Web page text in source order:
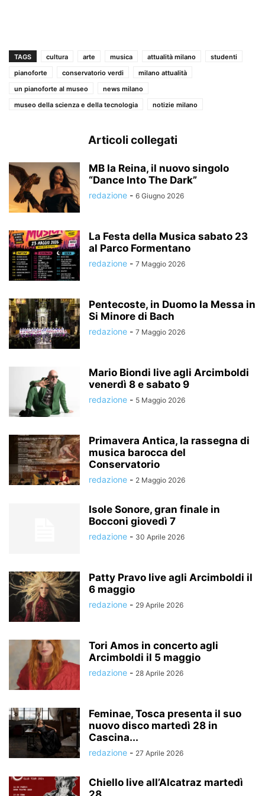
TAGS cultura arte musica attualità milano
studenti
pianoforte
conservatorio verdi
milano attualità
un pianoforte al museo
news milano
museo della scienza e della tecnologia
notizie milano
Articoli collegati
MB la Reina, il nuovo singolo
“Dance Into The Dark”
redazione - 6 Giugno 2026
La Festa della Musica sabato 23
al Parco Formentano
redazione - 7 Maggio 2026
Pentecoste, in Duomo la Messa in
Si Minore di Bach
redazione - 7 Maggio 2026
Mario Biondi live agli Arcimboldi
venerdì 8 e sabato 9
redazione - 5 Maggio 2026
Primavera Antica, la rassegna di
musica barocca del
Conservatorio
redazione - 2 Maggio 2026
Isole Sonore, gran finale in
Bocconi giovedì 7
redazione - 30 Aprile 2026
Patty Pravo live agli Arcimboldi il
6 maggio
redazione - 29 Aprile 2026
Tori Amos in concerto agli
Arcimboldi il 5 maggio
redazione - 28 Aprile 2026
Feminae, Tosca presenta il suo
nuovo disco martedì 28 in
Cascina...
redazione - 27 Aprile 2026
Chiello live all’Alcatraz martedì